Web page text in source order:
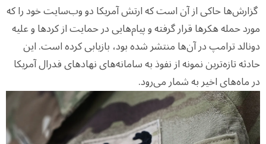
گزارش‌ها حاکی از آن است که ارتش آمریکا دو وب‌سایت خود را که
مورد حمله هکرها قرار گرفته و پیام‌هایی در حمایت از کردها و علیه
دونالد ترامپ در آن‌ها منتشر شده بود، بازیابی کرده است. این
حادثه تازه‌ترین نمونه از نفوذ به سامانه‌های نهادهای فدرال آمریکا
در ماه‌های اخیر به شمار می‌رود.